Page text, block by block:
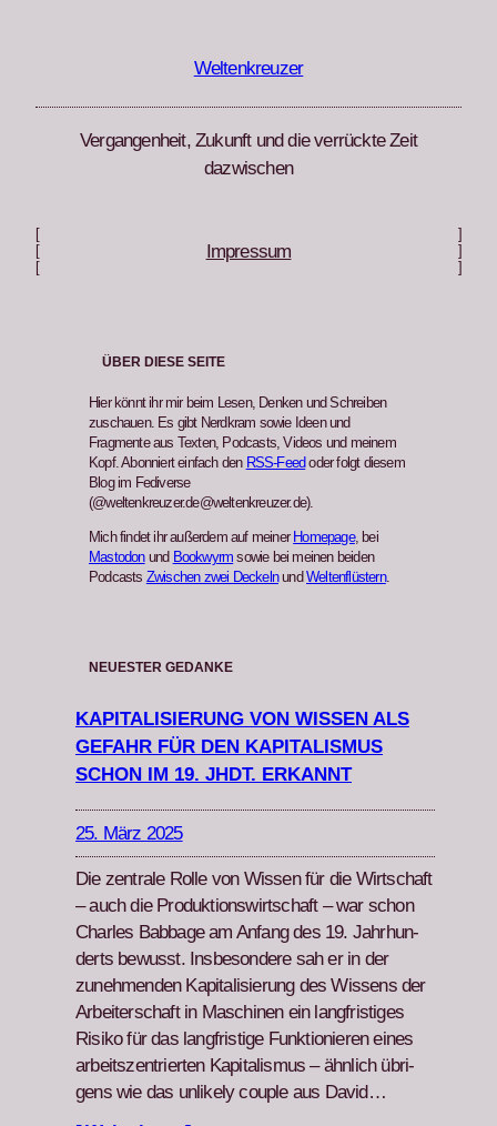
Weltenkreuzer
Vergangenheit, Zukunft und die verrückte Zeit
dazwischen
Impressum
ÜBER DIESE SEITE
Hier könnt ihr mir beim Lesen, Denken und Schreiben
zuschauen. Es gibt Nerdkram sowie Ideen und
Fragmente aus Texten, Podcasts, Videos und meinem
Kopf. Abonniert einfach den RSS-Feed oder folgt diesem
Blog im Fediverse
(@weltenkreuzer.de@weltenkreuzer.de).
Mich findet ihr außerdem auf meiner Homepage, bei
Mastodonund Bookwyrm sowie bei meinen beiden
Podcasts Zwischen zwei DeckelnundWeltenflüstern.
NEUESTER GEDANKE
KAPITALISIERUNG VON WISSEN ALS
GEFAHR FÜR DEN KAPITALISMUS
SCHON IM 19. JHDT. ERKANNT
25. März 2025
Die zen­trale Rolle von Wis­sen für die Wirtschaft
– auch die Pro­duk­tion­swirtschaft – war schon
Charles Bab­bage am Anfang des 19. Jahrhun­
derts bewusst. Ins­beson­dere sah er in der
zunehmenden Kap­i­tal­isierung des Wis­sens der
Arbeit­er­schaft in Maschi­nen ein langfristiges
Risiko für das langfristige Funk­tion­ieren eines
arbeit­szen­tri­erten Kap­i­tal­is­mus – ähn­lich übri­
gens wie das unlike­ly cou­ple aus David…